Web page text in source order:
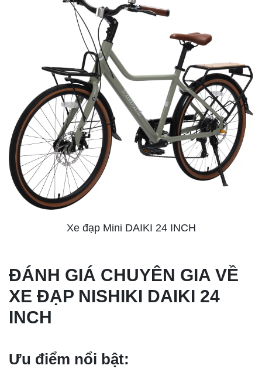
Xe đạp Mini DAIKI 24 INCH
ĐÁNH GIÁ CHUYÊN GIA VỀ
XE ĐẠP NISHIKI DAIKI 24
INCH
Ưu điểm nổi bật: